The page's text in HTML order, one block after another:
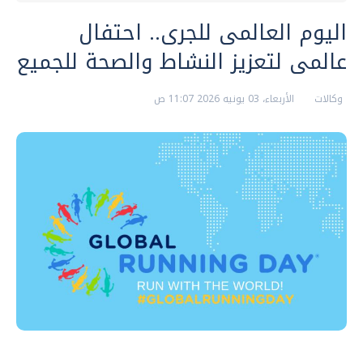
اليوم العالمى للجرى.. احتفال
عالمى لتعزيز النشاط والصحة للجميع
وكالات الأربعاء، 03 يونيه 2026 11:07 ص